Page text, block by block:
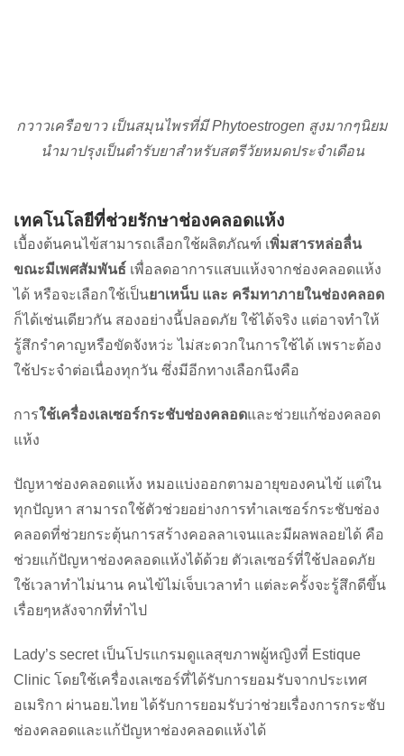
กวาวเครือขาว เป็นสมุนไพรที่มี Phytoestrogen สูงมากๆนิยม
นำมาปรุงเป็นตำรับยาสำหรับสตรีวัยหมดประจำเดือน
เทคโนโลยีที่ช่วยรักษาช่องคลอดแห้ง
เบื้องต้นคนไข้สามารถเลือกใช้ผลิตภัณฑ์ เพิ่มสารหล่อลื่น
ขณะมีเพศสัมพันธ์ เพื่อลดอาการแสบแห้งจากช่องคลอดแห้ง
ได้ หรือจะเลือกใช้เป็นยาเหน็บ และ ครีมทาภายในช่องคลอด
ก็ได้เช่นเดียวกัน สองอย่างนี้ปลอดภัย ใช้ได้จริง แต่อาจทำให้
รู้สึกรำคาญหรือขัดจังหว่ะ ไม่สะดวกในการใช้ได้ เพราะต้อง
ใช้ประจำต่อเนื่องทุกวัน ซึ่งมีอีกทางเลือกนึงคือ
การใช้เครื่องเลเซอร์กระชับช่องคลอดและช่วยแก้ช่องคลอด
แห้ง
ปัญหาช่องคลอดแห้ง หมอแบ่งออกตามอายุของคนไข้ แต่ใน
ทุกปัญหา สามารถใช้ตัวช่วยอย่างการทำเลเซอร์กระชับช่อง
คลอดที่ช่วยกระตุ้นการสร้างคอลลาเจนและมีผลพลอยได้ คือ
ช่วยแก้ปัญหาช่องคลอดแห้งได้ด้วย ตัวเลเซอร์ที่ใช้ปลอดภัย
ใช้เวลาทำไม่นาน คนไข้ไม่เจ็บเวลาทำ แต่ละครั้งจะรู้สึกดีขึ้น
เรื่อยๆหลังจากที่ทำไป
Lady’s secret เป็นโปรแกรมดูแลสุขภาพผู้หญิงที่ Estique
Clinic โดยใช้เครื่องเลเซอร์ที่ได้รับการยอมรับจากประเทศ
อเมริกา ผ่านอย.ไทย ได้รับการยอมรับว่าช่วยเรื่องการกระชับ
ช่องคลอดและแก้ปัญหาช่องคลอดแห้งได้